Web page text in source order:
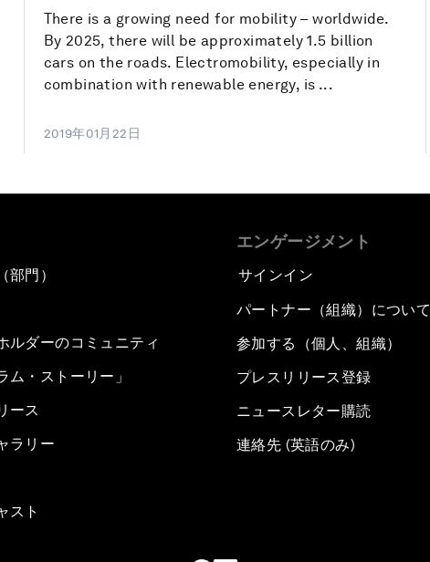
There is a growing need for mobility – worldwide.
By 2025, there will be approximately 1.5 billion
cars on the roads. Electromobility, especially in
combination with renewable energy, is ...
2019年01月22日
部門）
ルダーのコミュニティ
ム・ストーリー」
ース
ラリー
スト
エンゲージメント
サインイン
パートナー（組織）について
参加する（個人、組織）
プレスリリース登録
ニュースレター購読
連絡先 (英語のみ)